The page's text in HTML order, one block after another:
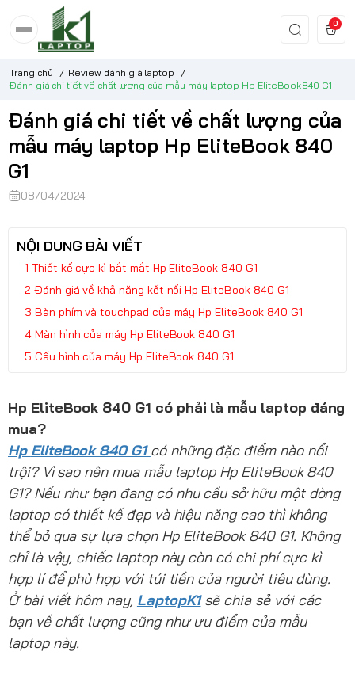
0
Trang chủ / Review đánh giá laptop
/
Đánh giá chi tiết về chất lượng của mẫu máy laptop Hp EliteBook 840 G1
Đánh giá chi tiết về chất lượng của
mẫu máy laptop Hp EliteBook 840
G1
08/04/2024
NỘI DUNG BÀI VIẾT
Thiết kế cực kì bắt mắt Hp EliteBook 840 G1
Đánh giá về khả năng kết nối Hp EliteBook 840 G1
Bàn phím và touchpad của máy Hp EliteBook 840 G1
Màn hình của máy Hp EliteBook 840 G1
Cấu hình của máy Hp EliteBook 840 G1
Hp EliteBook 840 G1 có phải là mẫu laptop đáng
mua?
Hp EliteBook 840 G1 có những đặc điểm nào nổi
trội? Vì sao nên mua mẫu laptop Hp EliteBook 840
G1? Nếu như bạn đang có nhu cầu sở hữu một dòng
laptop có thiết kế đẹp và hiệu năng cao thì không
thể bỏ qua sự lựa chọn Hp EliteBook 840 G1. Không
chỉ là vậy, chiếc laptop này còn có chi phí cực kì
hợp lí để phù hợp với túi tiền của người tiêu dùng.
Ở bài viết hôm nay, LaptopK1sẽ chia sẻ với các
bạn về chất lượng cũng như ưu điểm của mẫu
laptop này.